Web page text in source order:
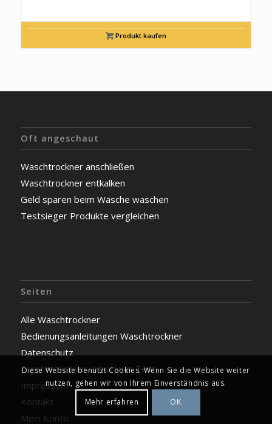
Produkt kaufen
Oft angeschaut
Waschtrockner anschließen
Waschtrockner entkalken
Geld sparen beim Wäsche waschen
Testsieger Produkte vergleichen
Seiten
Alle Waschtrockner
Bedienungsanleitungen Waschtrockner
Datenschutz
Ergebnisse Waschtrockner Test
Impressum
Kontakt
Mein Konto
Diese Website benutzt Cookies. Wenn Sie die Website weiter
nutzen, gehen wir von Ihrem Einverständnis aus.
Mehr erfahren
OK